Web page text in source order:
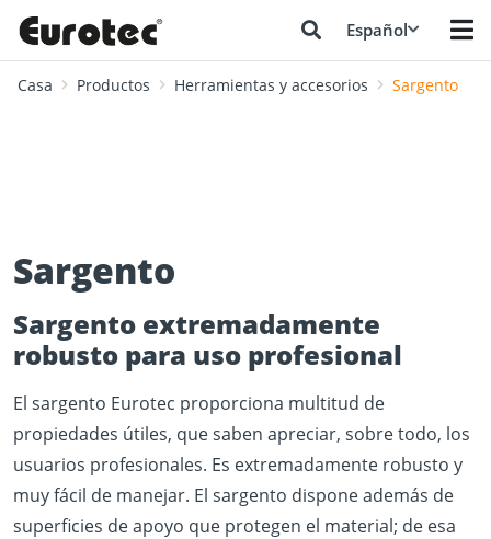
Español
Casa Productos Herramientas y accesorios Sargento
Sargento
Sargento extremadamente
robusto para uso profesional
El sargento Eurotec proporciona multitud de
propiedades útiles, que saben apreciar, sobre todo, los
usuarios profesionales. Es extremadamente robusto y
muy fácil de manejar. El sargento dispone además de
superficies de apoyo que protegen el material; de esa